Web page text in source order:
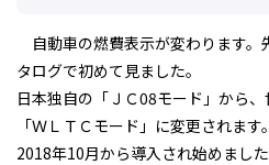
短期カー
料金表
ご利用の流れ
自動車の燃費表示が変わります。
タログで初めて見ました。
日本独自の「ＪＣ08モード」から
「ＷＬＴＣモード」に変更されます。
2018年10月から導入され始めました